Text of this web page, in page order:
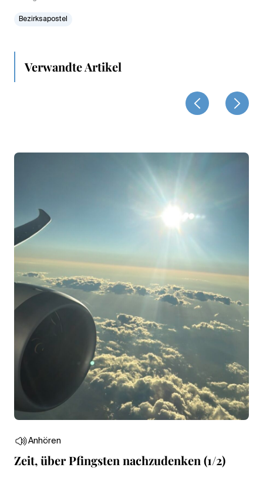
Bezirksapostel
Verwandte Artikel
Anhören
Zeit, über Pfingsten nachzudenken (1/2)